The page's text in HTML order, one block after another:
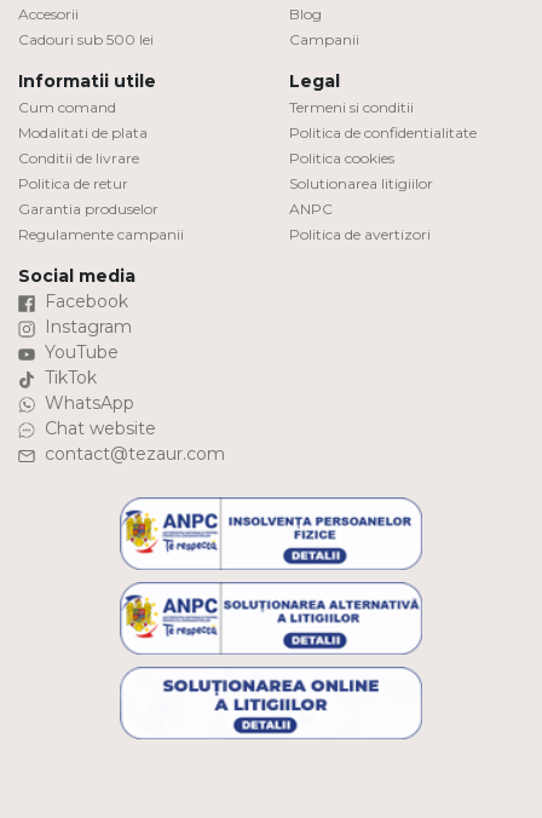
Accesorii
Cadouri sub 500 lei
Blog
Campanii
Informatii utile
Cum comand
Modalitati de plata
Conditii de livrare
Politica de retur
Garantia produselor
Regulamente campanii
Legal
Termeni si conditii
Politica de confidentialitate
Politica cookies
Solutionarea litigiilor
ANPC
Politica de avertizori
Social media
Facebook
Instagram
YouTube
TikTok
WhatsApp
Chat website
contact@tezaur.com